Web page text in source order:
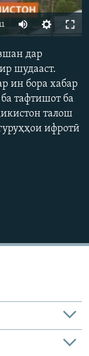
480p
480p
720p
1080p
дар
шудааст.
ин бора хабар
тафтишот ба
талош
ифротӣ